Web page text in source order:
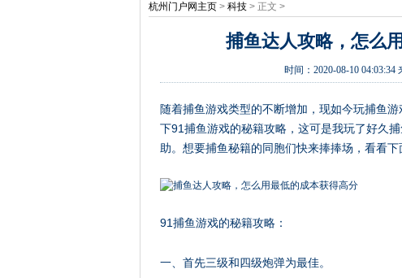
杭州门户网主页 > 科技 > 正文 >
捕鱼达人攻略，怎么
时间： 2020-08-10 04:03:34
随着捕鱼游戏类型的不断增加，现如今玩捕鱼
下91捕鱼游戏的秘籍攻略，这可是我玩了好久
助。想要捕鱼秘籍的同胞们快来捧捧场，看看下
91捕鱼游戏的秘籍攻略：
一、首先三级和四级炮弹为最佳。